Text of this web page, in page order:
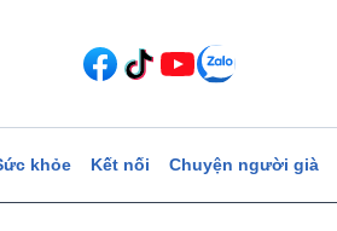
khỏe Kết nối Chuyện người già